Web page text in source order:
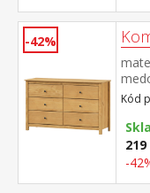
-42%
Kód
-